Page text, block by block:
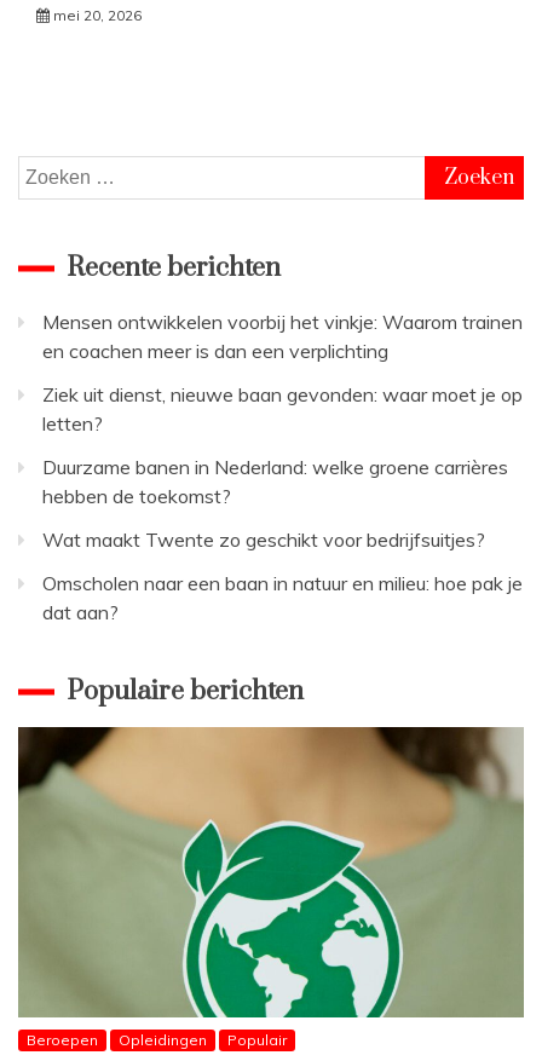
mei 20, 2026
Zoeken
naar:
Recente berichten
Mensen ontwikkelen voorbij het vinkje: Waarom trainen
en coachen meer is dan een verplichting
Ziek uit dienst, nieuwe baan gevonden: waar moet je op
letten?
Duurzame banen in Nederland: welke groene carrières
hebben de toekomst?
Wat maakt Twente zo geschikt voor bedrijfsuitjes?
Omscholen naar een baan in natuur en milieu: hoe pak je
dat aan?
Populaire berichten
Beroepen Opleidingen Populair